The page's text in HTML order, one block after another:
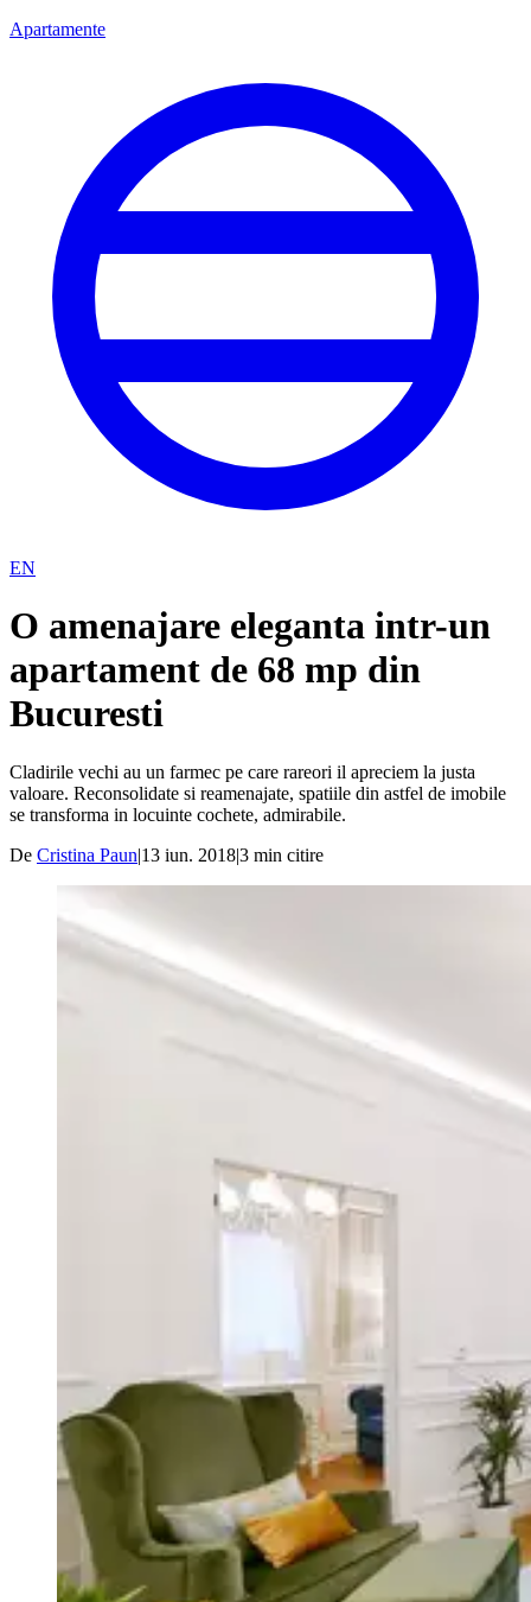
Apartamente
EN
O amenajare eleganta intr-un
apartament de 68 mp din
Bucuresti
Cladirile vechi au un farmec pe care rareori il apreciem la justa
valoare. Reconsolidate si reamenajate, spatiile din astfel de imobile
se transforma in locuinte cochete, admirabile.
De Cristina Paun|13 iun. 2018|3 min citire